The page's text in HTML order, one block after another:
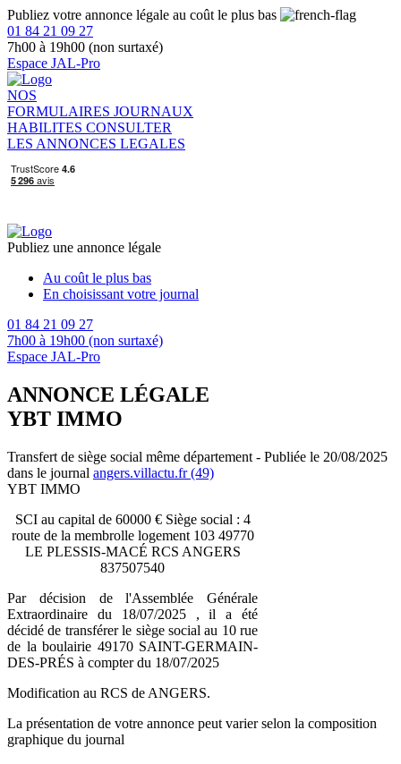
Publiez votre annonce légale au coût le plus bas
01 84 21 09 27
7h00 à 19h00 (non surtaxé)
Espace JAL-Pro
NOS
FORMULAIRES JOURNAUX
HABILITES CONSULTER
LES ANNONCES LEGALES
Publiez une annonce légale
Au coût le plus bas
En choisissant votre journal
01 84 21 09 27
7h00 à 19h00 (non surtaxé)
Espace JAL-Pro
ANNONCE LÉGALE
YBT IMMO
Transfert de siège social même département - Publiée le 20/08/2025
dans le journal angers.villactu.fr (49)
YBT IMMO
SCI au capital de 60000 € Siège social : 4
route de la membrolle logement 103 49770
LE PLESSIS-MACÉ RCS ANGERS
837507540
Par décision de l'Assemblée Générale
Extraordinaire du 18/07/2025 , il a été
décidé de transférer le siège social au 10 rue
de la boulairie 49170 SAINT-GERMAIN-
DES-PRÉS à compter du 18/07/2025
Modification au RCS de ANGERS.
La présentation de votre annonce peut varier selon la composition
graphique du journal